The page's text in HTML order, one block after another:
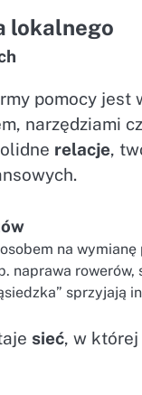
lokalnego
pomocy jest
narzędziami
relacje,
na wymianę
naprawa
sprzyjają
sieć, w